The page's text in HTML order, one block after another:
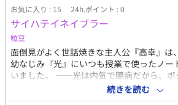
お気に入り : 15 24h.ポイント : 0
サイハテイネイブラー
粒豆
面倒見がよく世話焼きな主人公『高幸』は
幼なじみ『光』にいつも授業で使ったノー
いました。 ――光は内気で臆病だから、ボ
いとダメなんだ。 そう感じた高幸は、今日
彼の家へ向かうのでした……。
続きを読む